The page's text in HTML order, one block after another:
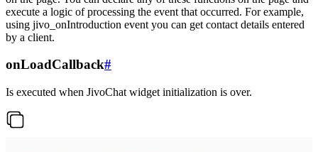
execute a logic of processing the event that occurred. For example,
using jivo_onIntroduction event you can get contact details entered
by a client.
onLoadCallback#
Is executed when JivoChat widget initialization is over.